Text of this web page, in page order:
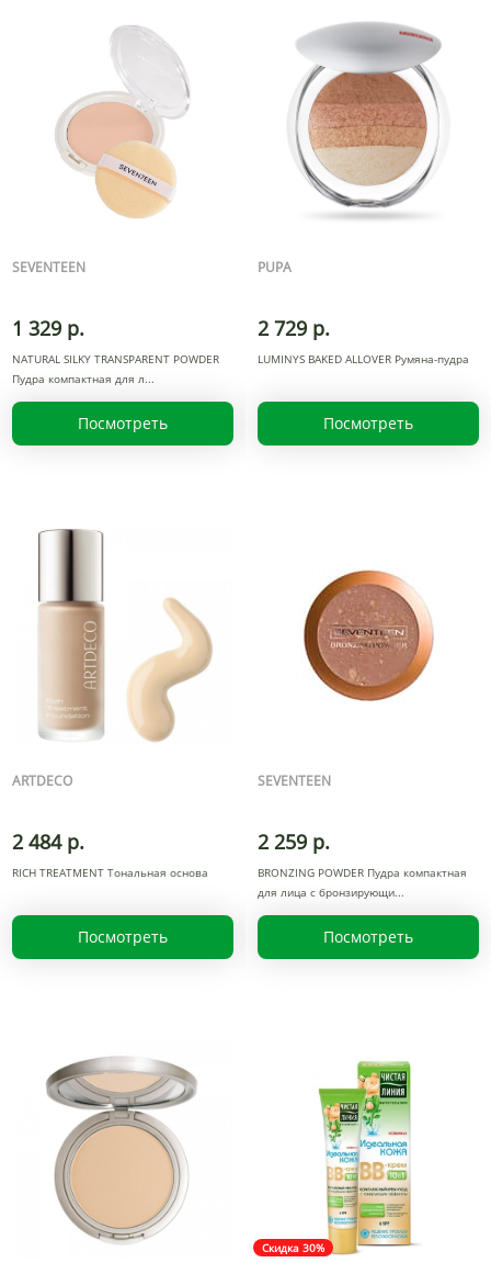
SEVENTEEN
1 329 р.
NATURAL SILKY TRANSPARENT POWDER
Пудра компактная для л
Посмотреть
PUPA
2 729 р.
LUMINYS BAKED ALLOVER Румяна-пудра
Посмотреть
ARTDECO
2 484 р.
RICH TREATMENT Тональная основа
Посмотреть
SEVENTEEN
2 259 р.
BRONZING POWDER Пудра компактная
для лица с бронзирующи
Посмотреть
Скидка 30%